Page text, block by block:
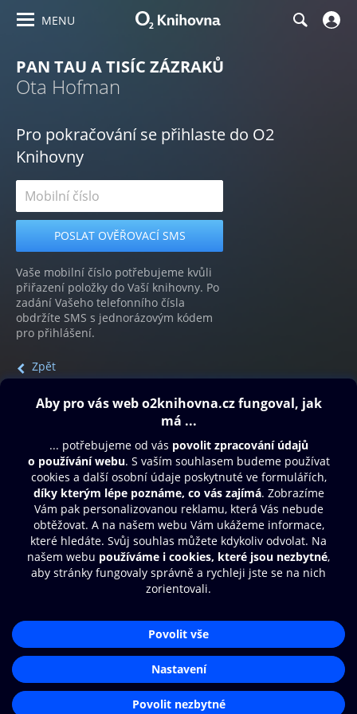
MENU
PAN TAU A TISÍC ZÁZRAKŮ
Ota Hofman
Pro pokračování se přihlaste do O2
Knihovny
Vaše mobilní číslo potřebujeme kvůli
přiřazení položky do Vaší knihovny. Po
zadání Vašeho telefonního čísla
obdržíte SMS s jednorázovým kódem
pro přihlášení.
Zpět
Obsah ke stažení
Moje O2 Knihovna
Další zábava
© O2 Czech Republic a.s.
Přístupnost
Zásady zpracování osobních údajů
Nastavení cookies
Aplikace O2 Knihovna
Čti a poslouchej své e-knihy a
audioknihy rychleji a pohodlněji.